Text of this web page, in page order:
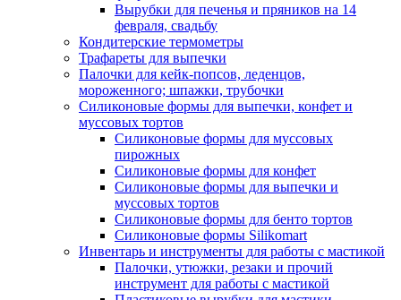
Вырубки для печенья и пряников на 14
февраля, свадьбу
Кондитерские термометры
Трафареты для выпечки
Палочки для кейк-попсов, леденцов,
мороженного; шпажки, трубочки
Силиконовые формы для выпечки, конфет и
муссовых тортов
Силиконовые формы для муссовых
пирожных
Силиконовые формы для конфет
Силиконовые формы для выпечки и
муссовых тортов
Силиконовые формы для бенто тортов
Силиконовые формы Silikomart
Инвентарь и инструменты для работы с мастикой
Палочки, утюжки, резаки и прочий
инструмент для работы с мастикой